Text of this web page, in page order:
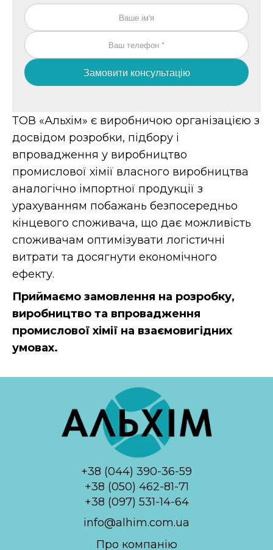
Замовити консультацію
ТОВ «Альхім» є виробничою організацією з
досвідом розробки, підбору і
впровадження у виробництво
промислової хімії власного виробництва
аналогічно імпортної продукції з
урахуванням побажань безпосередньо
кінцевого споживача, що дає можливість
споживачам оптимізувати логістичні
витрати та досягнути економічного
ефекту.
Приймаємо замовлення на розробку,
виробництво та впровадження
промислової хімії на взаємовигідних
умовах.
+38 (044) 390-36-59
+38 (050) 462-81-71
+38 (097) 531-14-64
info@alhim.com.ua
Про компанію